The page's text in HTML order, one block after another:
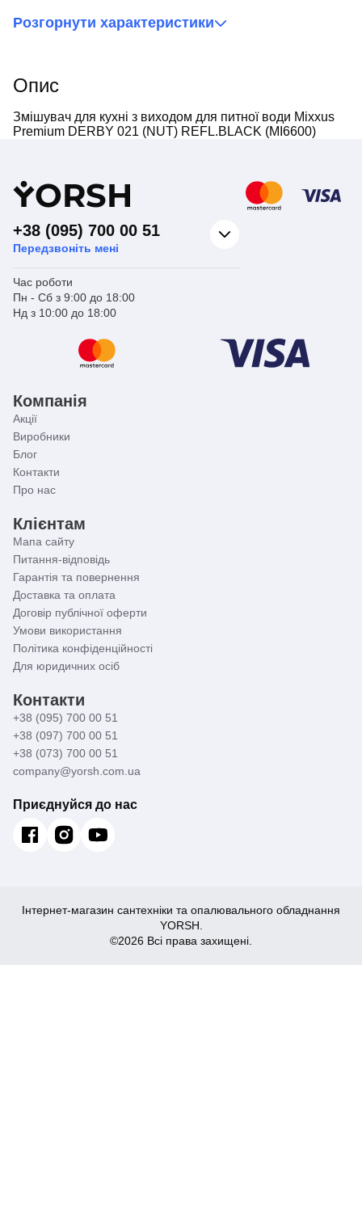
Розгорнути характеристики
Опис
Змішувач для кухні з виходом для питної води Mixxus
Premium DERBY 021 (NUT) REFL.BLACK (MI6600)
YORSH
+38 (095) 700 00 51
Передзвоніть мені
Час роботи
Пн - Сб з 9:00 до 18:00
Нд з 10:00 до 18:00
Компанія
Акції
Виробники
Блог
Контакти
Про нас
Клієнтам
Мапа сайту
Питання-відповідь
Гарантія та повернення
Доставка та оплата
Договір публічної оферти
Умови використання
Політика конфіденційності
Для юридичних осіб
Контакти
+38 (095) 700 00 51
+38 (097) 700 00 51
+38 (073) 700 00 51
company@yorsh.com.ua
Приєднуйся до нас
Інтернет-магазин сантехніки та опалювального обладнання
YORSH.
©2026 Всі права захищені.